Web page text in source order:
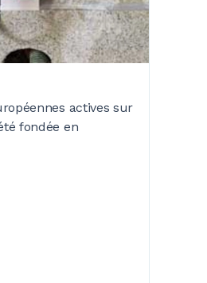
actives sur
fondée en